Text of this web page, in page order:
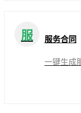
服 服务合同
一键生成